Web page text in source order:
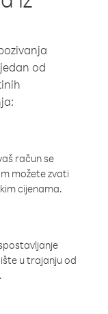
od
račun se
možete zvati
cijenama.
u trajanju od